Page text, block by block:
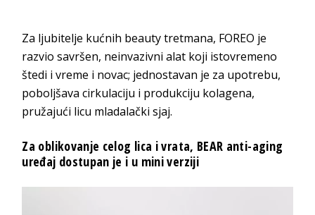
Za ljubitelje kućnih beauty tretmana, FOREO je
razvio savršen, neinvazivni alat koji istovremeno
štedi i vreme i novac; jednostavan je za upotrebu,
poboljšava cirkulaciju i produkciju kolagena,
pružajući licu mladalački sjaj.
Za oblikovanje celog lica i vrata, BEAR anti-aging
uređaj dostupan je i u mini verziji